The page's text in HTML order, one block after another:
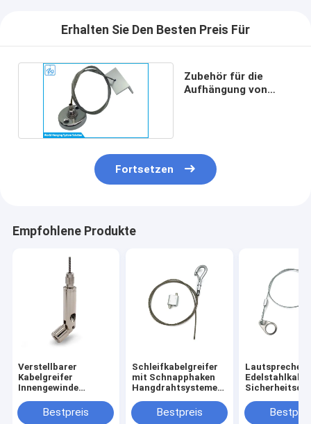
Erhalten Sie Den Besten Preis Für
Zubehör für die
Aufhängung von
Fortsetzen
Empfohlene Produkte
Verstellbarer
Kabelgreifer
Innengewinde
für Akustikplatten
Deckenaufhängung
Bestpreis
Schleifkabelgreifer
mit Schnapphaken
Hangdrahtsysteme
Suspensionsdrahtkits
Bestpreis
Edelstahlkabel
Lautsprecher
Decke oder an